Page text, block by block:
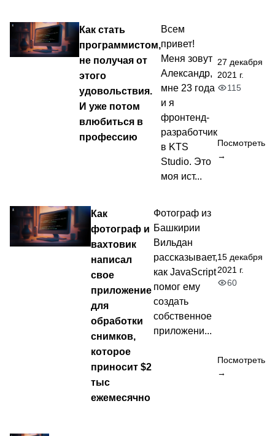
Как стать
программистом,
не получая от
этого
удовольствия.
И уже потом
влюбиться в
профессию
Всем
привет!
Меня зовут
Александр,
мне 23 года
и я
фронтенд-
разработчик
в KTS
Studio. Это
моя ист...
27 декабря
2021 г.
115
Посмотреть
→
Как
фотограф и
вахтовик
написал
свое
приложение
для
обработки
снимков,
которое
приносит $2
тыс
ежемесячно
Фотограф из
Башкирии
Вильдан
рассказывает,
как JavaScript
помог ему
создать
собственное
приложени...
15 декабря
2021 г.
60
Посмотреть
→